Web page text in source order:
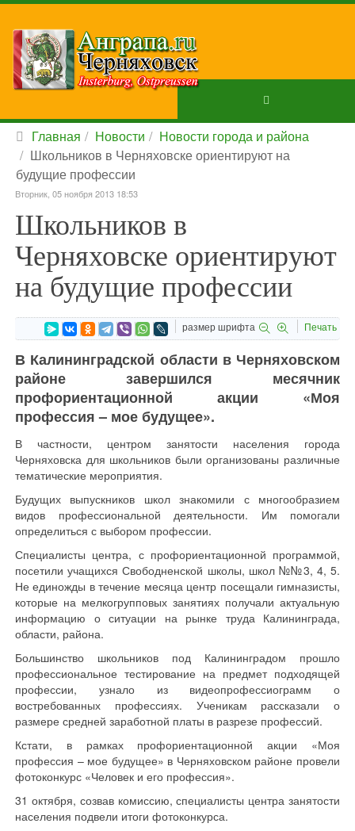
Главная Новости
Новости города и района
Школьников в Черняховске ориентируют на
будущие профессии
Вторник, 05 ноября 2013 18:53
Школьников в
Черняховске ориентируют
на будущие профессии
размер шрифта Печать
В Калининградской области в Черняховском
районе завершился месячник
профориентационной акции «Моя
профессия – мое будущее».
В частности, центром занятости населения города
Черняховска для школьников были организованы различные
тематические мероприятия.
Будущих выпускников школ знакомили с многообразием
видов профессиональной деятельности. Им помогали
определиться с выбором профессии.
Специалисты центра, с профориентационной программой,
посетили учащихся Свободненской школы, школ №№3, 4, 5.
Не единожды в течение месяца центр посещали гимназисты,
которые на мелкогрупповых занятиях получали актуальную
информацию о ситуации на рынке труда Калининграда,
области, района.
Большинство школьников под Калининградом прошло
профессиональное тестирование на предмет подходящей
профессии, узнало из видеопрофессиограмм о
востребованных профессиях. Ученикам рассказали о
размере средней заработной платы в разрезе профессий.
Кстати, в рамках профориентационной акции «Моя
профессия – мое будущее» в Черняховском районе провели
фотоконкурс «Человек и его профессия».
31 октября, созвав комиссию, специалисты центра занятости
населения подвели итоги фотоконкурса.